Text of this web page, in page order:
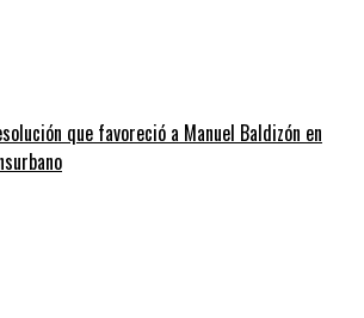
que favoreció a Manuel Baldizón en